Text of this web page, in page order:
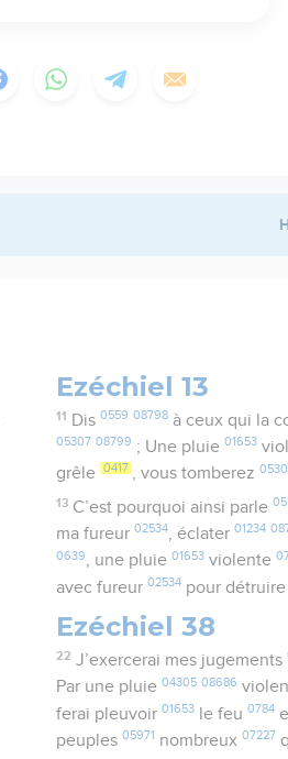
Ezéchiel 13
11 Dis 0559 08798à ceux qui la
05307 08799 ; Une pluie01653
grêle 0417 , vous tomberez
13 C’est pourquoi ainsi parle
ma fureur02534, éclater01234
0639, une pluie01653 violente
avec fureur02534 pour
Ezéchiel 38
22 J’exercerai mes jugements
Par une pluie04305 08686
ferai pleuvoir01653 le feu0784
peuples05971 nombreux07227